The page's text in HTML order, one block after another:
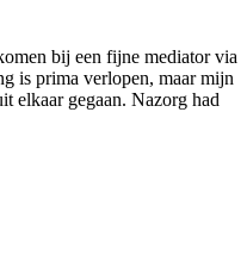
bij een fijne mediator via
is prima verlopen, maar mijn
elkaar gegaan. Nazorg had